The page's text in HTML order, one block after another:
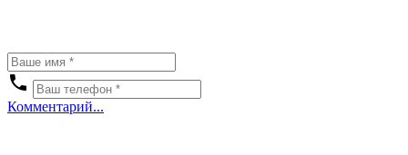
Комментарий...